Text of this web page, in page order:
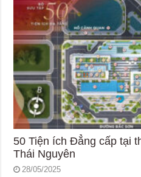
50 Tiện ích Đẳng cấp tại
Thái Nguyên
28/05/2025